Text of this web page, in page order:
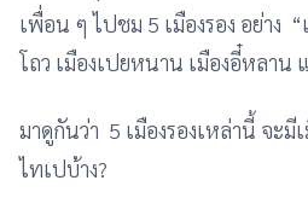
เพื่อน ๆ ไปชม 5 เมืองรอง อย่าง
โถว เมืองเปยหนาน เมืองอี๋หลาน
มาดูกันว่า 5 เมืองรองเหล่านี้ จะ
ไทเปบ้าง?